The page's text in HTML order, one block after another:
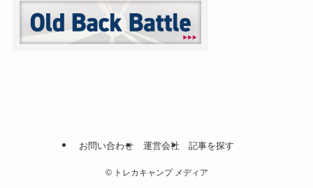
お問い合わせ 運営会社 記事を探す
©トレカキャンプ メディア